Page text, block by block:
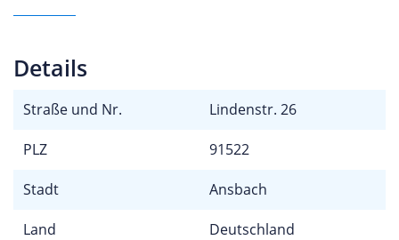
Details
Straße und Nr. Lindenstr. 26
PLZ 91522
Stadt Ansbach
Land Deutschland